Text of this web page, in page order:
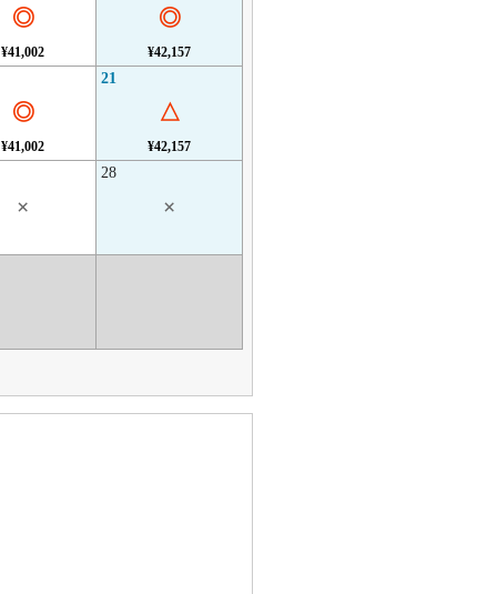
◎
¥41,002
◎
¥42,157
◎
¥41,002
21
△
¥42,157
×
28
×